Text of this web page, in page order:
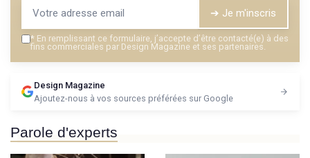
➔ Je m'inscris
* En remplissant ce formulaire, j’accepte d’être contacté(e) à des
fins commerciales par Design Magazine et ses partenaires.
Design Magazine
Ajoutez-nous à vos sources préférées sur Google
Parole d'experts